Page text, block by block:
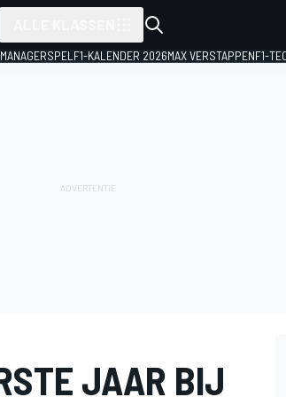
F1-KALENDER 2026MAX VERSTAPPENF1-
JAAR BIJ